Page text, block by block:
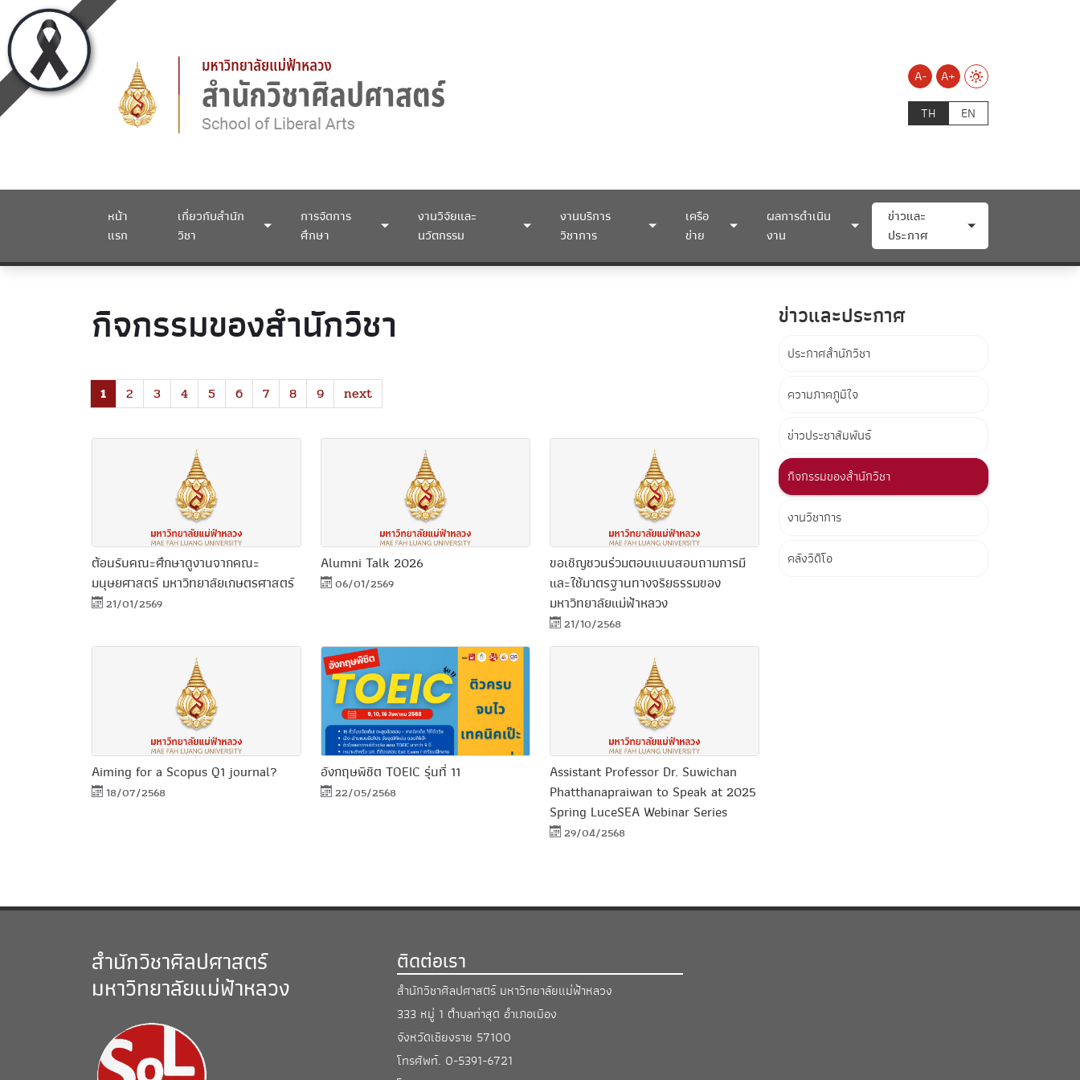
A-
A+
TH
EN
หน้า
แรก
เกี่ยวกับสำนัก
วิชา
การจัดการ
ศึกษา
งานวิจัยและ
นวัตกรรม
งานบริการ
วิชาการ
เครือ
ข่าย
ผลการดำเนิน
งาน
ข่าวและ
ประกาศ
กิจกรรมของสำนักวิชา
1 2 3 4 5 6 7 8 9 next
ต้อนรับคณะศึกษาดูงานจากคณะ
มนุษยศาสตร์ มหาวิทยาลัยเกษตรศาสตร์
21/01/2569
Alumni Talk 2026
06/01/2569
ขอเชิญชวนร่วมตอบแบบสอบถามการมี
และใช้มาตรฐานทางจริยธรรมของ
มหาวิทยาลัยแม่ฟ้าหลวง
21/10/2568
Aiming for a Scopus Q1 journal?
18/07/2568
อังกฤษพิชิต TOEIC รุ่นที่ 11
22/05/2568
Assistant Professor Dr. Suwichan
Phatthanapraiwan to Speak at 2025
Spring LuceSEA Webinar Series
29/04/2568
ข่าวและประกาศ
ประกาศสำนักวิชา
ความภาคภูมิใจ
ข่าวประชาสัมพันธ์
กิจกรรมของสำนักวิชา
งานวิชาการ
คลังวิดีโอ
สำนักวิชาศิลปศาสตร์
มหาวิทยาลัยแม่ฟ้าหลวง
ติดต่อเรา
สำนักวิชาศิลปศาสตร์ มหาวิทยาลัยแม่ฟ้าหลวง
333 หมู่ 1 ตำบลท่าสุด อำเภอเมือง
จังหวัดเชียงราย 57100
โทรศัพท์. 0-5391-6721